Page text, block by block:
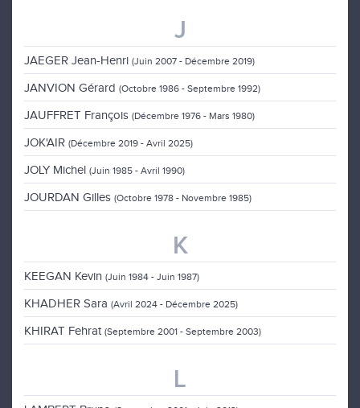
J
JAEGER Jean-Henri (Juin 2007 - Décembre 2019)
JANVION Gérard (Octobre 1986 - Septembre 1992)
JAUFFRET François (Décembre 1976 - Mars 1980)
JOK'AIR (Décembre 2019 - Avril 2025)
JOLY Michel (Juin 1985 - Avril 1990)
JOURDAN Gilles (Octobre 1978 - Novembre 1985)
K
KEEGAN Kevin (Juin 1984 - Juin 1987)
KHADHER Sara (Avril 2024 - Décembre 2025)
KHIRAT Fehrat (Septembre 2001 - Septembre 2003)
L